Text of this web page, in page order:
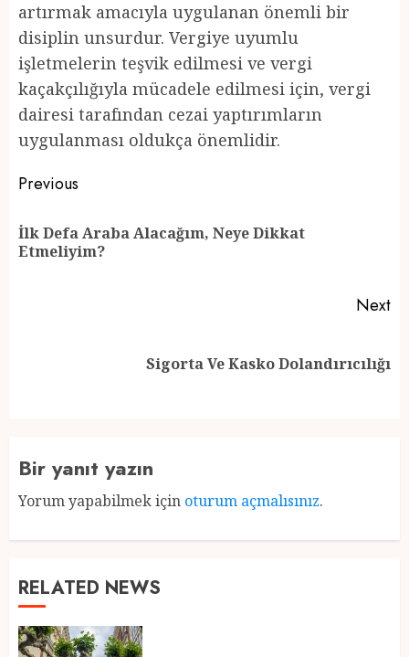
artırmak amacıyla uygulanan önemli bir
disiplin unsurdur. Vergiye uyumlu
işletmelerin teşvik edilmesi ve vergi
kaçakçılığıyla mücadele edilmesi için, vergi
dairesi tarafından cezai yaptırımların
uygulanması oldukça önemlidir.
Post
navigation
Previous
İlk Defa Araba Alacağım, Neye Dikkat
Etmeliyim?
Next
Sigorta Ve Kasko Dolandırıcılığı
Bir yanıt yazın
Yorum yapabilmek için oturum açmalısınız.
RELATED NEWS